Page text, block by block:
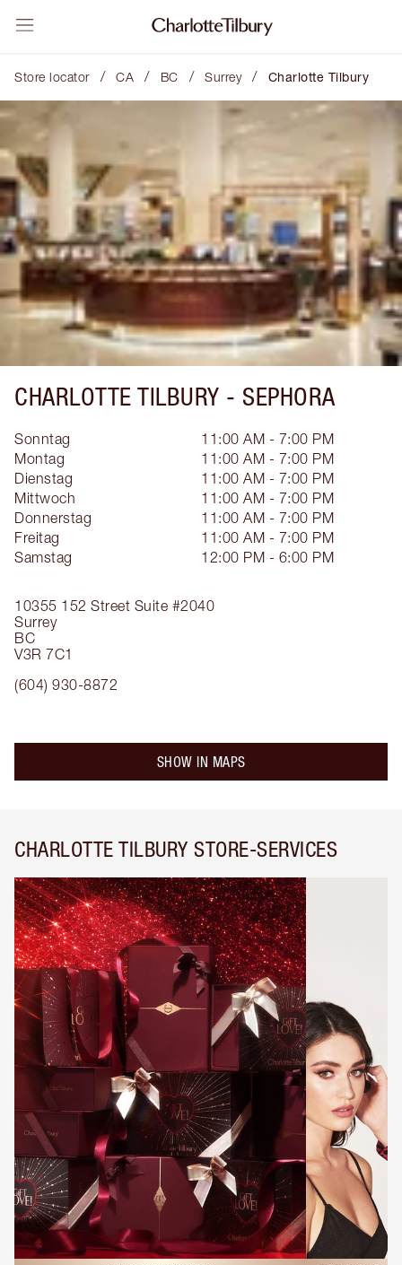
Store locator / CA / BC / Surrey / Charlotte Tilbury
CHARLOTTE TILBURY - SEPHORA
10355 152 Street Suite #2040
Surrey
BC
V3R 7C1
(604) 930-8872
Sonntag
11:00 AM - 7:00 PM
Montag
11:00 AM - 7:00 PM
Dienstag
11:00 AM - 7:00 PM
Mittwoch
11:00 AM - 7:00 PM
Donnerstag
11:00 AM - 7:00 PM
Freitag
11:00 AM - 7:00 PM
Samstag
12:00 PM - 6:00 PM
SHOW IN MAPS
CHARLOTTE TILBURY STORE-SERVICES